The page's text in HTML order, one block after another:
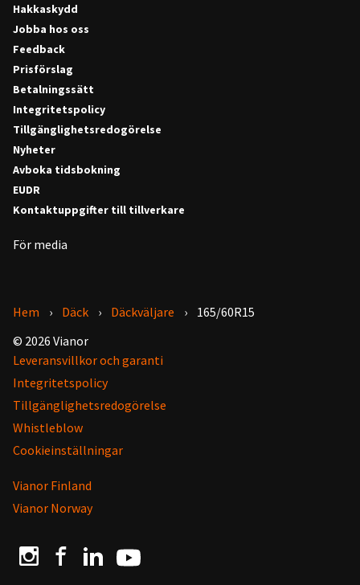
Hakkaskydd
Jobba hos oss
Feedback
Prisförslag
Betalningssätt
Integritetspolicy
Tillgänglighetsredogörelse
Nyheter
Avboka tidsbokning
EUDR
Kontaktuppgifter till tillverkare
För media
Hem Däck Däckväljare
165/60R15
© 2026 Vianor
Leveransvillkor och garanti
Integritetspolicy
Tillgänglighetsredogörelse
Whistleblow
Cookieinställningar
Vianor Finland
Vianor Norway